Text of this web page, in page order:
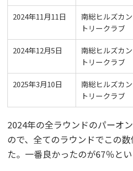
2024年11月11日
南総ヒルズカン
トリークラブ
2024年12月5日
南総ヒルズカン
トリークラブ
2025年3月10日
南総ヒルズカン
トリークラブ
2024年の全ラウンドのパーオ
ので、全てのラウンドでこの
た。一番良かったのが67％とい